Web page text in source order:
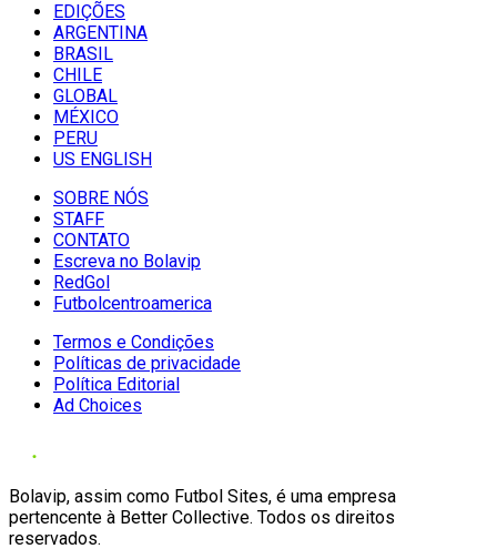
EDIÇÕES
ARGENTINA
BRASIL
CHILE
GLOBAL
MÉXICO
PERU
US ENGLISH
SOBRE NÓS
STAFF
CONTATO
Escreva no Bolavip
RedGol
Futbolcentroamerica
Termos e Condições
Políticas de privacidade
Política Editorial
Ad Choices
Bolavip, assim como Futbol Sites, é uma empresa
pertencente à Better Collective. Todos os direitos
reservados.